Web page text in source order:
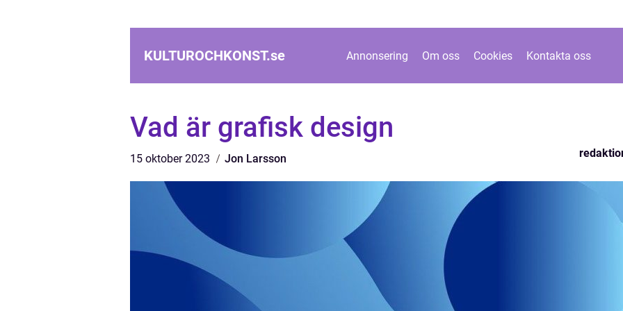
KULTUROCHKONST.se Annonsering Om oss Cookies Kontakta oss
Vad är grafisk design
15 oktober 2023 Jon Larsson